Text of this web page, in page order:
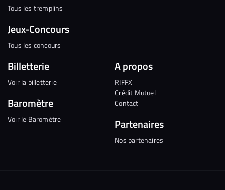
Tous les tremplins
Jeux-Concours
Tous les concours
Billetterie
Voir la billetterie
Baromètre
Voir le Baromètre
A propos
RIFFX
Crédit Mutuel
Contact
Partenaires
Nos partenaires